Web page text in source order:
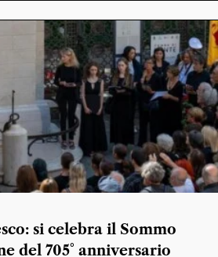
si celebra il Sommo
del 705° anniversario